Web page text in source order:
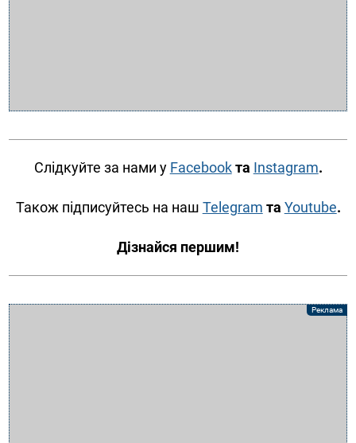
Слідкуйте за нами у Facebookта Instagram.
Також підписуйтесь на наш Telegram та Youtube.
Дізнайся першим!